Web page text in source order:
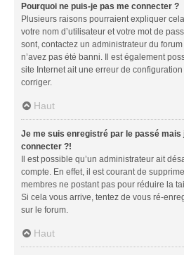
Pourquoi ne puis-je pas me connecter ?
Plusieurs raisons pourraient expliquer
votre nom d’utilisateur et votre mot de
sont, contactez un administrateur du
n’avez pas été banni. Il est également
site Internet ait une erreur de
corriger.
Haut
Je me suis enregistré par le passé mais
connecter ?!
Il est possible qu’un administrateur ait
compte. En effet, il est courant de
membres ne postant pas pour réduire la
Si cela vous arrive, tentez de vous ré-
sur le forum.
Haut